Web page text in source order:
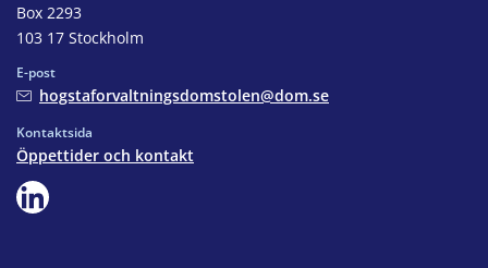
Box 2293
103 17 Stockholm
E-post
hogstaforvaltningsdomstolen@dom.se
Kontaktsida
Öppettider och kontakt